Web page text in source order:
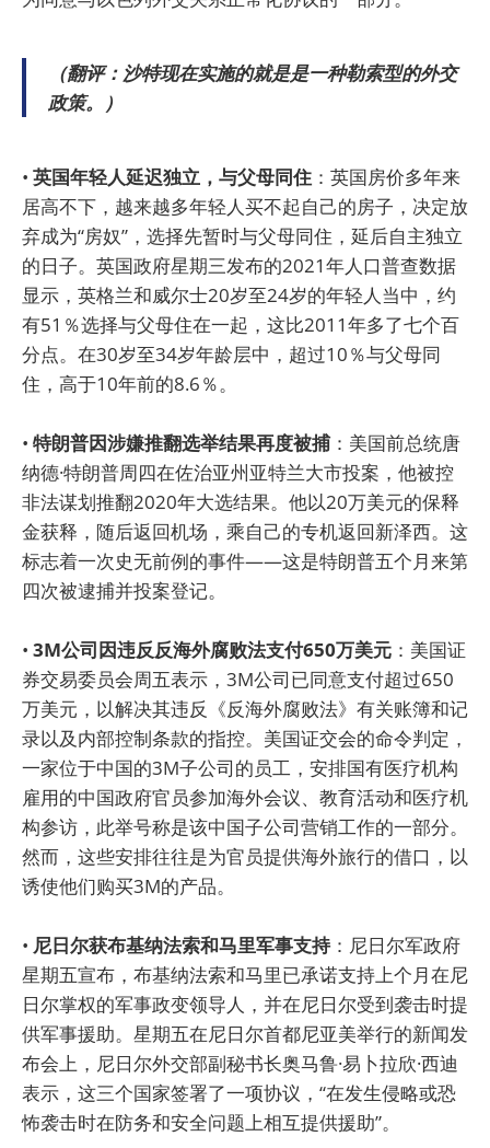
（翻评：沙特现在实施的就是是一种勒索型的外交
政策。）
• 英国年轻人延迟独立，与父母同住 ：英国房价多年来
居高不下，越来越多年轻人买不起自己的房子，决定放
弃成为“房奴”，选择先暂时与父母同住，延后自主独立
的日子。英国政府星期三发布的2021年人口普查数据
显示，英格兰和威尔士20岁至24岁的年轻人当中，约
有51％选择与父母住在一起，这比2011年多了七个百
分点。在30岁至34岁年龄层中，超过10％与父母同
住，高于10年前的8.6％。
• 特朗普因涉嫌推翻选举结果再度被捕：美国前总统唐
纳德·特朗普周四在佐治亚州亚特兰大市投案，他被控
非法谋划推翻2020年大选结果。他以20万美元的保释
金获释，随后返回机场，乘自己的专机返回新泽西。这
标志着一次史无前例的事件——这是特朗普五个月来第
四次被逮捕并投案登记。
• 3M公司因违反反海外腐败法支付650万美元 ：美国证
券交易委员会周五表示，3M公司已同意支付超过650
万美元，以解决其违反《反海外腐败法》有关账簿和记
录以及内部控制条款的指控。美国证交会的命令判定，
一家位于中国的3M子公司的员工，安排国有医疗机构
雇用的中国政府官员参加海外会议、教育活动和医疗机
构参访，此举号称是该中国子公司营销工作的一部分。
然而，这些安排往往是为官员提供海外旅行的借口，以
诱使他们购买3M的产品。
• 尼日尔获布基纳法索和马里军事支持：尼日尔军政府
星期五宣布，布基纳法索和马里已承诺支持上个月在尼
日尔掌权的军事政变领导人，并在尼日尔受到袭击时提
供军事援助。星期五在尼日尔首都尼亚美举行的新闻发
布会上，尼日尔外交部副秘书长奥马鲁·易卜拉欣·西迪
表示，这三个国家签署了一项协议，“在发生侵略或恐
怖袭击时在防务和安全问题上相互提供援助”。